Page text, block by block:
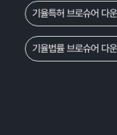
기율특허 브로슈어 다
기율법률 브로슈어 다